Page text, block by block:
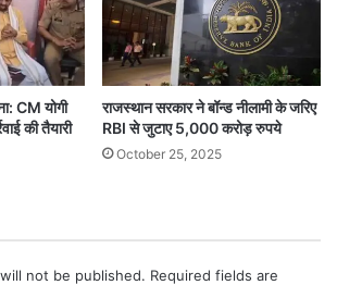
CM योगी
की तैयारी
राजस्थान सरकार ने बॉन्ड नीलामी के जरिए
RBI से जुटाए 5,000 करोड़ रुपये
October 25, 2025
not be published. Required fields are